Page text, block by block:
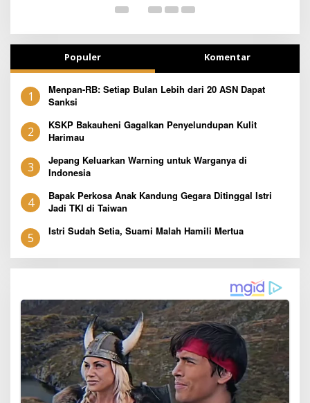
Populer Komentar
1
Menpan-RB: Setiap Bulan Lebih dari 20 ASN Dapat
Sanksi
2
KSKP Bakauheni Gagalkan Penyelundupan Kulit
Harimau
3
Jepang Keluarkan Warning untuk Warganya di
Indonesia
4
Bapak Perkosa Anak Kandung Gegara Ditinggal Istri
Jadi TKI di Taiwan
5 Istri Sudah Setia, Suami Malah Hamili Mertua